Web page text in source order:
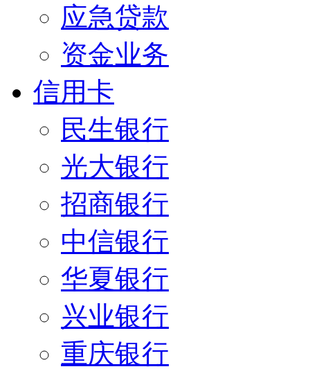
应急贷款
资金业务
信用卡
民生银行
光大银行
招商银行
中信银行
华夏银行
兴业银行
重庆银行